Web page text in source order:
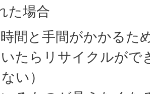
た場合
間と手間がかかるた
たらリサイクルがで
い）